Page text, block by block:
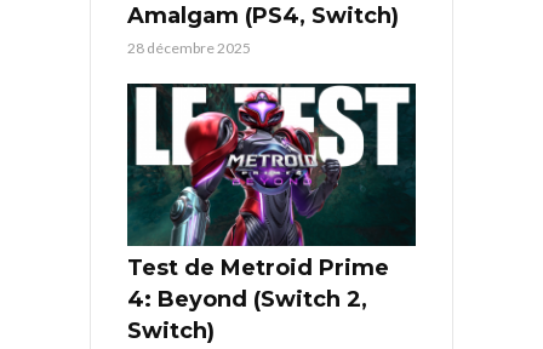
Amalgam (PS4, Switch)
28 décembre 2025
Test de Metroid Prime
4: Beyond (Switch 2,
Switch)